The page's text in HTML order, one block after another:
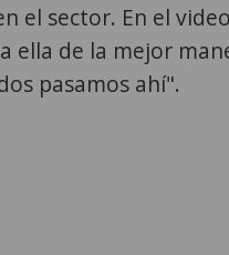
el sector. En el
ella de la mejor
pasamos ahí".